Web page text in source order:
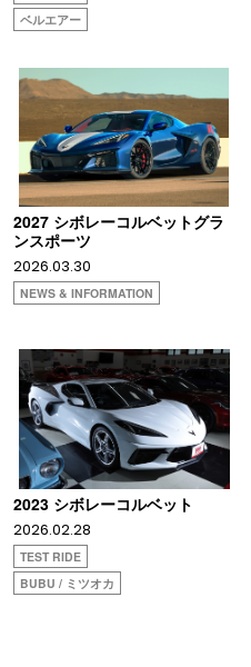
ベルエアー
2027 シボレーコルベットグラ
ンスポーツ
2026.03.30
NEWS & INFORMATION
2023 シボレーコルベット
2026.02.28
TEST RIDE
BUBU / ミツオカ